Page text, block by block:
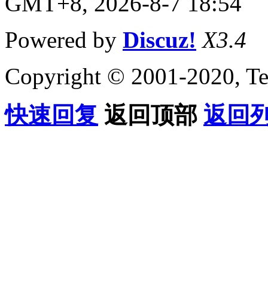
Powered by Discuz! X3.4
Copyright © 2001-2020,
快速回复 返回顶部 返回